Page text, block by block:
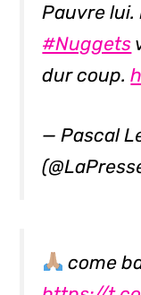
Pauvre
#Nuggets
dur coup.
— Pascal
come